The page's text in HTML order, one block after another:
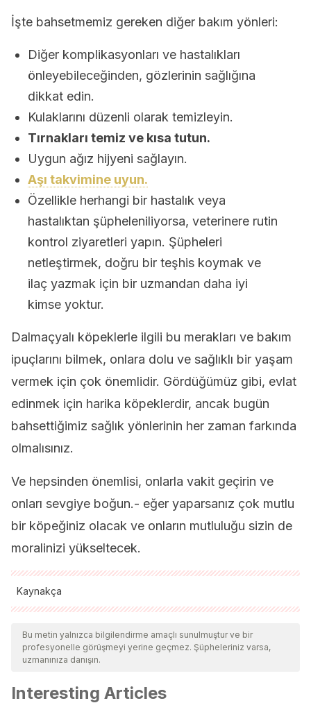
İşte bahsetmemiz gereken diğer bakım yönleri:
Diğer komplikasyonları ve hastalıkları
önleyebileceğinden, gözlerinin sağlığına
dikkat edin.
Kulaklarını düzenli olarak temizleyin.
Tırnakları temiz ve kısa tutun.
Uygun ağız hijyeni sağlayın.
Aşı takvimine uyun.
Özellikle herhangi bir hastalık veya
hastalıktan şüpheleniliyorsa, veterinere rutin
kontrol ziyaretleri yapın. Şüpheleri
netleştirmek, doğru bir teşhis koymak ve
ilaç yazmak için bir uzmandan daha iyi
kimse yoktur.
Dalmaçyalı köpeklerle ilgili bu merakları ve bakım
ipuçlarını bilmek, onlara dolu ve sağlıklı bir yaşam
vermek için çok önemlidir. Gördüğümüz gibi, evlat
edinmek için harika köpeklerdir, ancak bugün
bahsettiğimiz sağlık yönlerinin her zaman farkında
olmalısınız.
Ve hepsinden önemlisi, onlarla vakit geçirin ve
onları sevgiye boğun.- eğer yaparsanız çok mutlu
bir köpeğiniz olacak ve onların mutluluğu sizin de
moralinizi yükseltecek.
Kaynakça
Tüm alıntı yapılan kaynaklar, kalitelerini, güvenilirliklerini,
güncelliklerini ve geçerliliklerini sağlamak için ekibimiz
tarafından derinlemesine incelendi. Bu makalenin bibliyografisi
kabul edildi.
Bu metin yalnızca bilgilendirme amaçlı sunulmuştur ve bir
profesyonelle görüşmeyi yerine geçmez. Şüpheleriniz varsa,
uzmanınıza danışın.
Interesting Articles